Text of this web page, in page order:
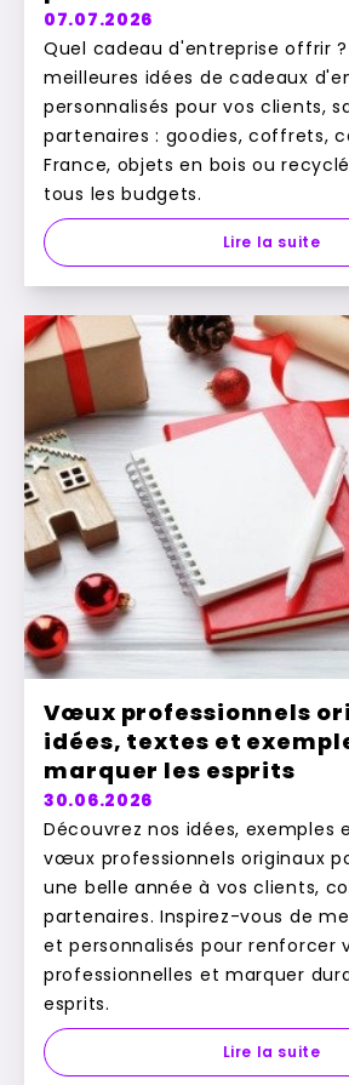
07.07.2026
Quel cadeau d'entreprise offrir
meilleures idées de cadeaux
personnalisés pour vos clients,
partenaires : goodies, coffrets,
France, objets en bois ou
tous les budgets.
Lire la suite
Vœux professionnels
idées, textes et
marquer les esprits
30.06.2026
Découvrez nos idées, exemples
vœux professionnels originaux
une belle année à vos clients,
partenaires. Inspirez-vous de
et personnalisés pour renforcer
professionnelles et marquer
esprits.
Lire la suite